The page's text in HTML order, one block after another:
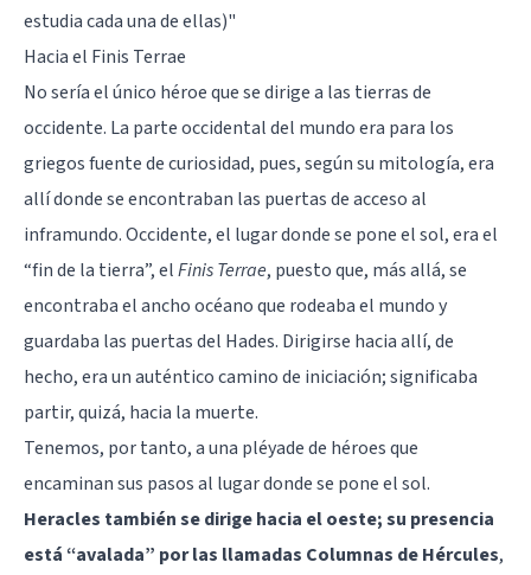
estudia cada una de ellas)"
Hacia el Finis Terrae
No sería el único héroe que se dirige a las tierras de
occidente. La parte occidental del mundo era para los
griegos fuente de curiosidad, pues, según su mitología, era
allí donde se encontraban las puertas de acceso al
inframundo. Occidente, el lugar donde se pone el sol, era el
“fin de la tierra”, elFinis Terrae, puesto que, más allá, se
encontraba el ancho océano que rodeaba el mundo y
guardaba las puertas del Hades. Dirigirse hacia allí, de
hecho, era un auténtico camino de iniciación; significaba
partir, quizá, hacia la muerte.
Tenemos, por tanto, a una pléyade de héroes que
encaminan sus pasos al lugar donde se pone el sol.
Heracles también se dirige hacia el oeste; su presencia
está “avalada” por las llamadas Columnas de Hércules,